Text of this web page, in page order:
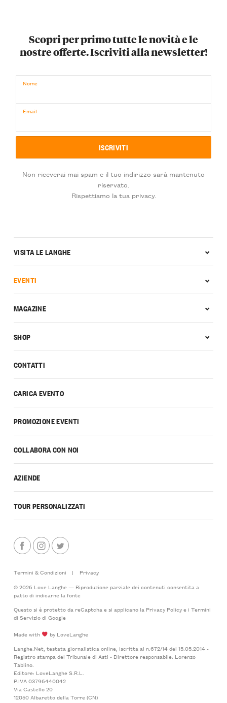
Scopri per primo tutte le novità e le
nostre offerte. Iscriviti alla newsletter!
Nome
Email
Non riceverai mai spam e il tuo indirizzo sarà mantenuto
riservato.
Rispettiamo la tua privacy.
CONTATTI
CARICA EVENTO
PROMOZIONE EVENTI
COLLABORA CON NOI
AZIENDE
TOUR PERSONALIZZATI
VISITA LE LANGHE
EVENTI
MAGAZINE
SHOP
Termini & Condizioni |
Privacy
© 2026 Love Langhe — Riproduzione parziale dei contenuti consentita a
patto di indicarne la fonte
Questo si è protetto da reCaptcha e si applicano la Privacy Policye i Termini
di Serviziodi Google
Made with
by LoveLanghe
Langhe.Net, testata giornalistica online, iscritta al n.672/14 del 15.05.2014 -
Registro stampa del Tribunale di Asti - Direttore responsabile: Lorenzo
Tablino.
Editore: LoveLanghe S.R.L.
P.IVA 03796440042
Via Castello 20
12050 Albaretto della Torre (CN)